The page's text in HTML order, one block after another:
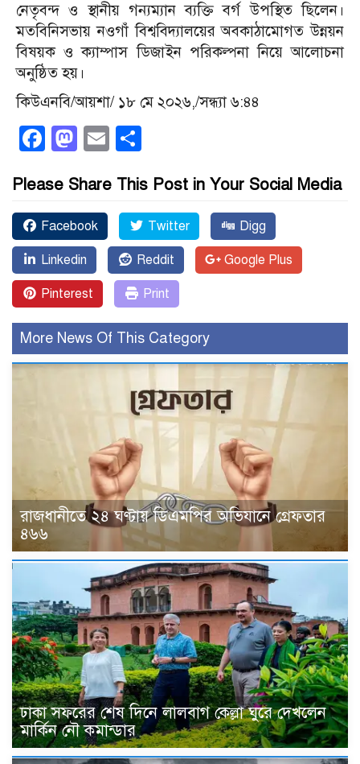
নেতৃবন্দ ও স্থানীয় গন্যম্যান ব্যক্তি বর্গ উপস্থিত ছিলেন।
মতবিনিসভায় নওগাঁ বিশ্ববিদ্যালয়ের অবকাঠামোগত উন্নয়ন
বিষয়ক ও ক্যাম্পাস ডিজাইন পরিকল্পনা নিয়ে আলোচনা
অনুষ্ঠিত হয়।
কিউএনবি/আয়শা/ ১৮ মে ২০২৬,/সন্ধ্যা ৬:৪৪
Facebook
Mastodon
Email
Please Share This Post in Your Social Media
Facebook Twitter Digg
Linkedin Reddit Google Plus
Pinterest Print
More News Of This Category
রাজধানীতে ২৪ ঘণ্টায় ডিএমপির অভিযানে গ্রেফতার
৪৬৬
ঢাকা সফরের শেষ দিনে লালবাগ কেল্লা ঘুরে দেখলেন
মার্কিন নৌ কমান্ডার